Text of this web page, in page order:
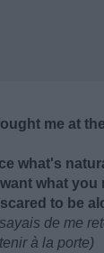
me at
what's
what you
to be
de me
à la porte)